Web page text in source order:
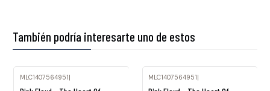
También podría interesarte uno de estos
MLC1407564951| MLC1407564951|